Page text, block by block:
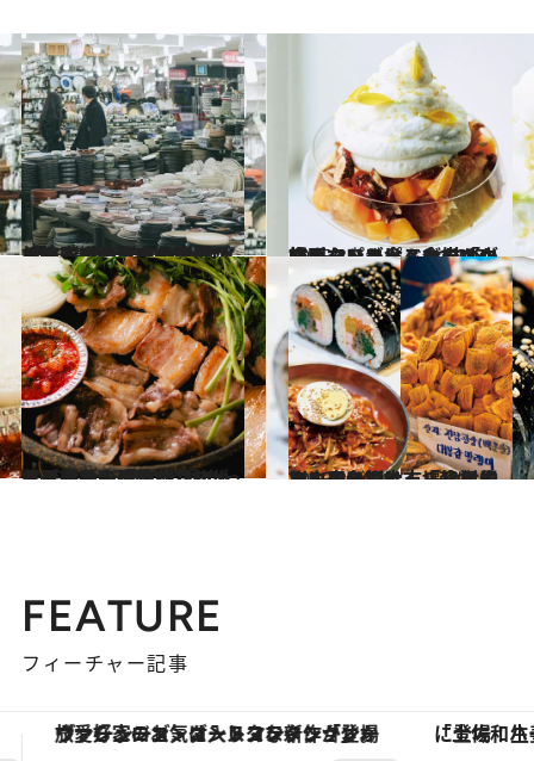
2025.3.15
オモムロニ。さん厳選「韓国のおすすめ雑貨スポット」あらゆる食器が並ぶ市場でお宝をゲット！ 韓国伝統のファブリック、パケ買い必至のローカルフードも
旅＆お出かけ 2025.3.8
韓国でいま食べたい「小ぶりなパフェ」2つの名店。マンゴー＆金柑のコンポートとピスタチオソフトクリーム、どちらが好き？
旅＆お出かけ
2025.3.7
《ソウルのハズせない人気グルメ》現地の“通”がえらぶ名店6選 セリたっぷりのサムギョプサル、最近話題の「エゴマすいとん」はもう食べた？
グルメ 2025.3.10
ソウルの二大市場は目的別に楽しんで。「乾物・おみやげ探し」「食べ歩き＆屋台ごはん」絶対買うべき名物は…？
旅＆お出かけ
FEATURE
フィーチャー記事
「土佐和ハーブかき氷」がOMO7高知に登場！生姜、山椒、大葉など目にも舌にも涼を呼ぶ郷土の味 【夏限定ディナーコース】旬を